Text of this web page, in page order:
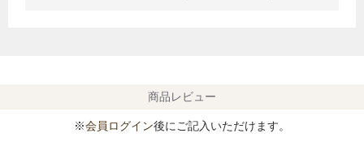
商品レビュー
※会員ログイン後にご記入いただけます。